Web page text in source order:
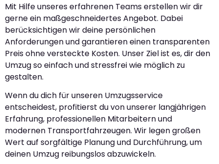
Mit Hilfe unseres erfahrenen Teams erstellen wir dir
gerne ein maßgeschneidertes Angebot. Dabei
berücksichtigen wir deine persönlichen
Anforderungen und garantieren einen transparenten
Preis ohne versteckte Kosten. Unser Ziel ist es, dir den
Umzug so einfach und stressfrei wie möglich zu
gestalten.
Wenn du dich für unseren Umzugsservice
entscheidest, profitierst du von unserer langjährigen
Erfahrung, professionellen Mitarbeitern und
modernen Transportfahrzeugen. Wir legen großen
Wert auf sorgfältige Planung und Durchführung, um
deinen Umzug reibungslos abzuwickeln.